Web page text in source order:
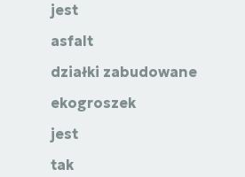
jest
asfalt
działki zabudowane
ekogroszek
jest
tak